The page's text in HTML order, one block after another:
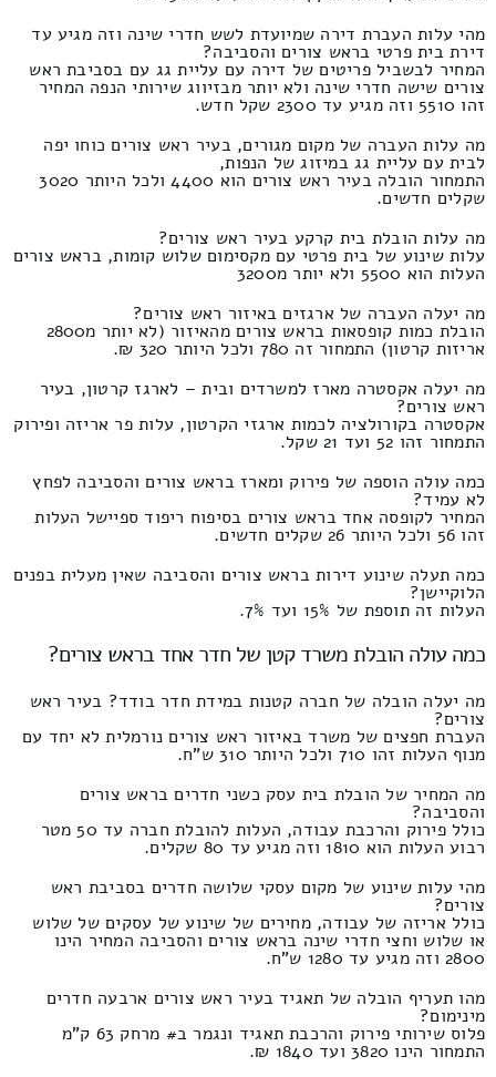
מהי עלות העברת דירה שמיועדת לשש חדרי שינה וזה מגיע עד
דירת בית פרטי בראש צורים והסביבה?
המחיר לבשביל פריטים של דירה עם עליית גג עם בסביבת ראש
צורים שישה חדרי שינה ולא יותר מבזיווג שירותי הנפה המחיר
זהו 5510 וזה מגיע עד 2300 שקל חדש.
מה עלות העברה של מקום מגורים, בעיר ראש צורים כוחו יפה
לבית עם עליית גג במיזוג של הנפות,
התמחור הובלה בעיר ראש צורים הוא 4400 ולכל היותר 3020
שקלים חדשים.
מה עלות הובלת בית קרקע בעיר ראש צורים?
עלות שינוע של בית פרטי עם מקסימום שלוש קומות, בראש צורים
העלות הוא 5500 ולא יותר מ3200
מה יעלה העברה של ארגזים באיזור ראש צורים?
הובלת כמות קופסאות בראש צורים מהאיזור (לא יותר מ2800
אריזות קרטון) התמחור זה 780 ולכל היותר 320 ₪.
מה יעלה אקסטרה מארז למשרדים ובית – לארגז קרטון, בעיר
ראש צורים?
אקסטרה בקורולציה לכמות ארגזי הקרטון, עלות פר אריזה ופירוק
התמחור זהו 52 ועד 21 שקל.
כמה עולה הוספה של פירוק ומארז בראש צורים והסביבה לפחץ
לא עמיד?
המחיר לקופסה אחד בראש צורים בסיפוח ריפוד ספיישל העלות
זהו 56 ולכל היותר 26 שקלים חדשים.
כמה תעלה שינוע דירות בראש צורים והסביבה שאין מעלית בפנים
הלוקיישן?
העלות זה תוספת של 15% ועד 7%.
כמה עולה הובלת משרד קטן של חדר אחד בראש צורים?
מה יעלה הובלה של חברה קטנות במידת חדר בודד? בעיר ראש
צורים?
העברת חפצים של משרד באיזור ראש צורים נורמלית לא יחד עם
מנוף העלות זהו 710 ולכל היותר 310 ש"ח.
מה המחיר של הובלת בית עסק כשני חדרים בראש צורים
והסביבה?
כולל פירוק והרכבת עבודה, העלות להובלת חברה עד 50 מטר
רבוע העלות הוא 1810 וזה מגיע עד 80 שקלים.
מהי עלות שינוע של מקום עסקי שלושה חדרים בסביבת ראש
צורים?
כולל אריזה של עבודה, מחירים של שינוע של עסקים של שלוש
או שלוש וחצי חדרי שינה בראש צורים והסביבה המחיר הינו
2800 וזה מגיע עד 1280 ש"ח.
מהו תעריף הובלה של תאגיד בעיר ראש צורים ארבעה חדרים
מינימום?
פלוס שירותי פירוק והרכבת תאגיד ונגמר ב# מרחק 63 ק"מ
התמחור הינו 3820 ועד 1840 ₪.